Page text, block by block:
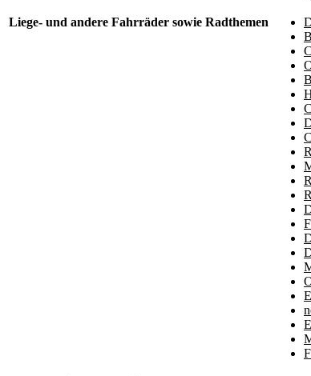
Liege- und andere Fahrräder sowie Radthemen